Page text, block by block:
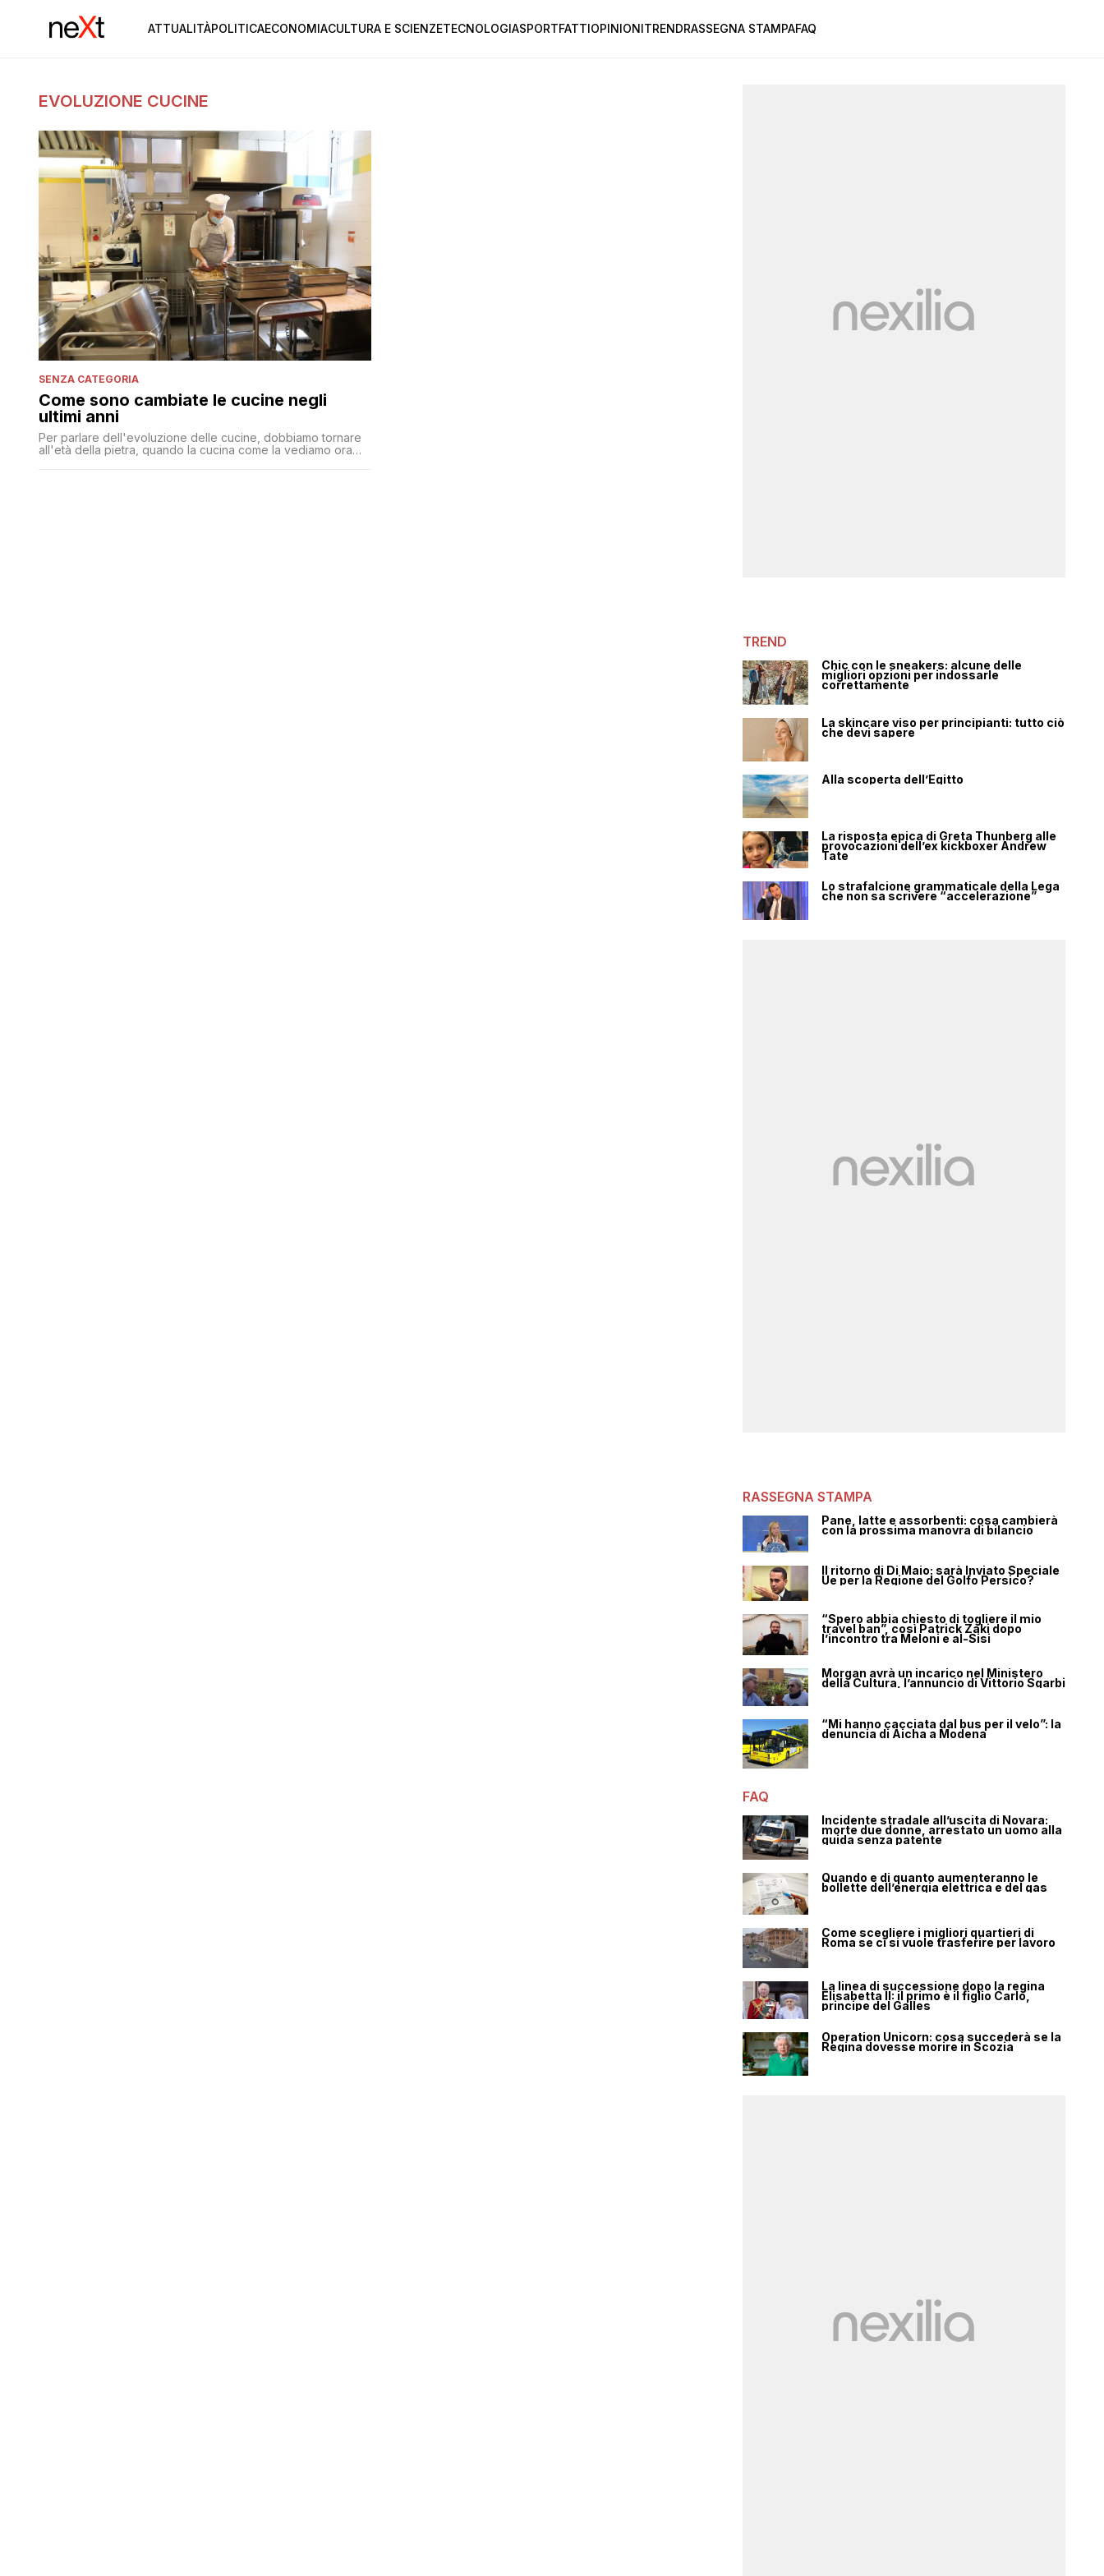
ATTUALITÀPOLITICAECONOMIACULTURA E SCIENZETECNOLOGIASPORTFATTIOPINIONITRENDRASSEGNA STAMPAFAQ
EVOLUZIONE CUCINE
SENZA CATEGORIA
Come sono cambiate le cucine negli
ultimi anni
Per parlare dell'evoluzione delle cucine, dobbiamo tornare
all'età della pietra, quando la cucina come la vediamo ora
TREND
Chic con le sneakers: alcune delle
migliori opzioni per indossarle
correttamente
La skincare viso per principianti: tutto ciò
che devi sapere
Alla scoperta dell’Egitto
La risposta epica di Greta Thunberg alle
provocazioni dell’ex kickboxer Andrew
Tate
Lo strafalcione grammaticale della Lega
che non sa scrivere “accelerazione”
RASSEGNA STAMPA
Pane, latte e assorbenti: cosa cambierà
con la prossima manovra di bilancio
Il ritorno di Di Maio: sarà Inviato Speciale
Ue per la Regione del Golfo Persico?
“Spero abbia chiesto di togliere il mio
travel ban”, così Patrick Zaki dopo
l’incontro tra Meloni e al-Sisi
Morgan avrà un incarico nel Ministero
della Cultura, l’annuncio di Vittorio Sgarbi
“Mi hanno cacciata dal bus per il velo”: la
denuncia di Aicha a Modena
FAQ
Incidente stradale all’uscita di Novara:
morte due donne, arrestato un uomo alla
guida senza patente
Quando e di quanto aumenteranno le
bollette dell’energia elettrica e del gas
Come scegliere i migliori quartieri di
Roma se ci si vuole trasferire per lavoro
La linea di successione dopo la regina
Elisabetta II: il primo è il figlio Carlo,
principe del Galles
Operation Unicorn: cosa succederà se la
Regina dovesse morire in Scozia